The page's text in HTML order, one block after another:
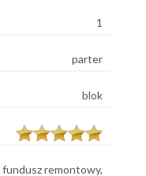
1
parter
blok
fundusz remontowy,